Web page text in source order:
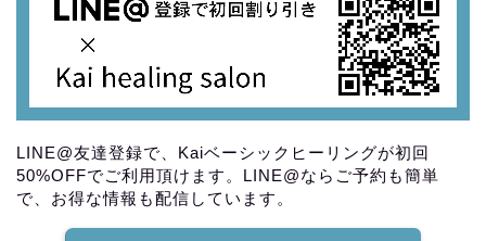
LINE@友達登録で、Kaiベーシックヒーリングが初回
50%OFFでご利用頂けます。LINE@ならご予約も簡単
で、お得な情報も配信しています。